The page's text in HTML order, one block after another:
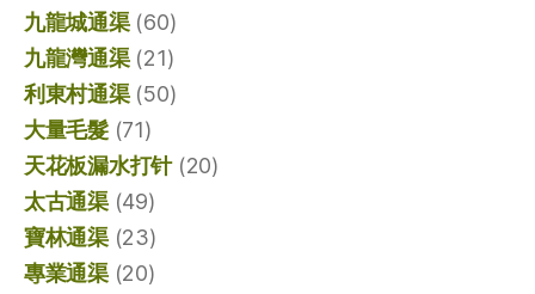
九龍城通渠(60)
九龍灣通渠(21)
利東村通渠(50)
大量毛髮(71)
天花板漏水打针(20)
太古通渠(49)
寶林通渠(23)
專業通渠(20)